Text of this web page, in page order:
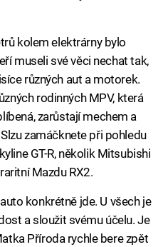
kolem elektrárny bylo
museli své věci nechat tak,
různých aut a motorek.
rodinných MPV, která
zarůstají mechem a
zamáčknete při pohledu
GT-R, několik Mitsubishi
Mazdu RX2.
konkrétně jde. U všech je
a sloužit svému účelu. Je
Příroda rychle bere zpět